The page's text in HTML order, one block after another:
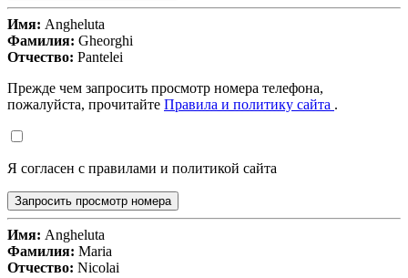
Имя: Angheluta
Фамилия: Gheorghi
Отчество: Pantelei
Прежде чем запросить просмотр номера телефона,
пожалуйста, прочитайте Правила и политику сайта .
Я согласен с правилами и политикой сайта
Запросить просмотр номера
Имя: Angheluta
Фамилия: Maria
Отчество: Nicolai